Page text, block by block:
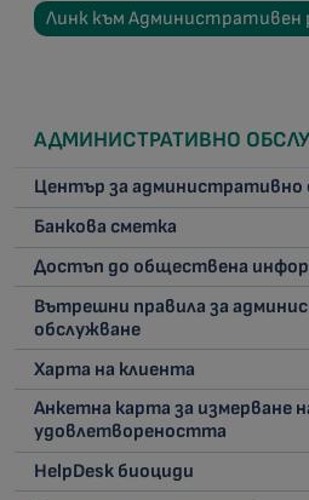
Линк към Административен
АДМИНИСТРАТИВНО
Център за административно
Банкова сметка
Достъп до обществена
Вътрешни правила за
обслужване
Харта на клиента
Анкетна карта за измерване
удовлетвореността
HelpDesk биоциди